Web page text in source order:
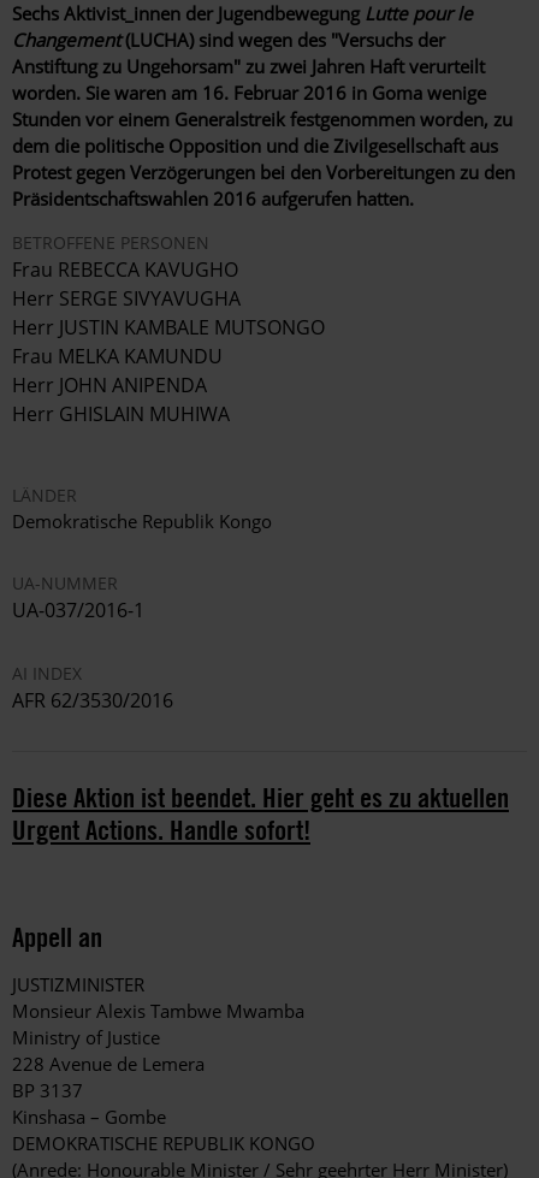
Sechs Aktivist_innen der Jugendbewegung Lutte pour le
Changement(LUCHA) sind wegen des "Versuchs der
Anstiftung zu Ungehorsam" zu zwei Jahren Haft verurteilt
worden. Sie waren am 16. Februar 2016 in Goma wenige
Stunden vor einem Generalstreik festgenommen worden, zu
dem die politische Opposition und die Zivilgesellschaft aus
Protest gegen Verzögerungen bei den Vorbereitungen zu den
Präsidentschaftswahlen 2016 aufgerufen hatten.
BETROFFENE PERSONEN
Frau REBECCA KAVUGHO
Herr SERGE SIVYAVUGHA
Herr JUSTIN KAMBALE MUTSONGO
Frau MELKA KAMUNDU
Herr JOHN ANIPENDA
Herr GHISLAIN MUHIWA
LÄNDER
Demokratische Republik Kongo
UA-NUMMER
UA-037/2016-1
AI INDEX
AFR 62/3530/2016
Diese Aktion ist beendet. Hier geht es zu aktuellen
Urgent Actions. Handle sofort!
Appell an
JUSTIZMINISTER
Monsieur Alexis Tambwe Mwamba
Ministry of Justice
228 Avenue de Lemera
BP 3137
Kinshasa – Gombe
DEMOKRATISCHE REPUBLIK KONGO
(Anrede: Honourable Minister / Sehr geehrter Herr Minister)